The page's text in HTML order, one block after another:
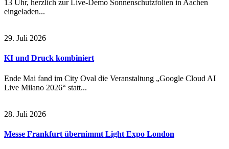
13 Uhr, herzlich zur Live-Demo Sonnenschutzfolien in Aachen
eingeladen...
29. Juli 2026
KI und Druck kombiniert
Ende Mai fand im City Oval die Veranstaltung „Google Cloud AI
Live Milano 2026“ statt...
28. Juli 2026
Messe Frankfurt übernimmt Light Expo London